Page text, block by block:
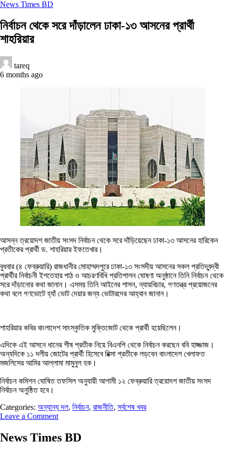
News Times BD
নির্বাচন থেকে সরে দাঁড়ালেন ঢাকা-১৩ আসনের প্রার্থী
শাহরিয়ার
tareq
6 months ago
আসন্ন ত্রয়োদশ জাতীয় সংসদ নির্বাচন থেকে সরে দাঁড়িয়েছেন ঢাকা-১৩ আসনের হারিকেন
প্রতীকের প্রার্থী ড. শাহরিয়ার ইফতেখার।
বুধবার (৪ ফেব্রুয়ারি) রাজধানীর মোহাম্মদপুরে ঢাকা-১৩ সংসদীয় আসনের সকল প্রতিদ্বন্দ্বী
প্রার্থীর নির্বাচনী ইশতেহার পাঠ ও আচরণবিধি প্রতিপালন ঘোষণা অনুষ্ঠানে তিনি নির্বাচন থেকে
সরে দাঁড়ানোর কথা জানান। এসময় তিনি আইনের শাসন, ন্যায়বিচার, গণতন্ত্র প্রয়োজনের
কথা বলে গণভোটে হ্যাঁ ভোট দেয়ার জন্য ভোটারদের আহ্বান জানান।
শাহরিয়ার কবির বাংলাদেশ সাংস্কৃতিক মুক্তিজোট থেকে প্রার্থী হয়েছিলেন।
এদিকে এই আসনে ধানের শীষ প্রতীক নিয়ে বিএনপি থেকে নির্বাচন করছেন ববি হাজ্জাজ।
অন্যদিকে ১১ দলীয় জোটের প্রার্থী হিসেবে রিক্সা প্রতীকে লড়বেন বাংলাদেশ খেলাফত
মজলিসের আমির আল্লামা মামুনুল হক।
নির্বাচন কমিশন ঘোষিত তফসিল অনুযায়ী আগামী ১২ ফেব্রুয়ারি ত্রয়োদশ জাতীয় সংসদ
নির্বাচন অনুষ্ঠিত হবে।
Categories: অন্যান্য দল, নির্বাচন, রাজনীতি, সর্বশেষ খবর
Leave a Comment
News Times BD